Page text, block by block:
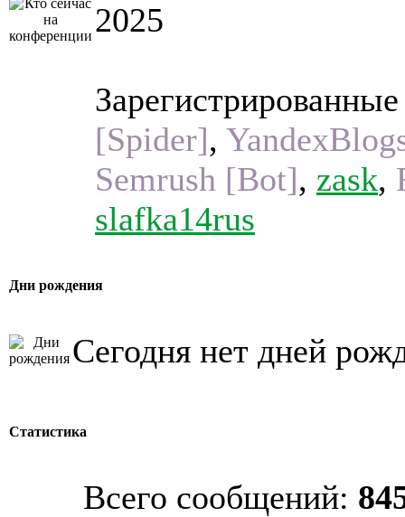
2025
[Spider],
Semrush [Bot], zask,
slafka14rus
Дни рождения
Сегодня нет дней
Статистика
Всего сообщений: